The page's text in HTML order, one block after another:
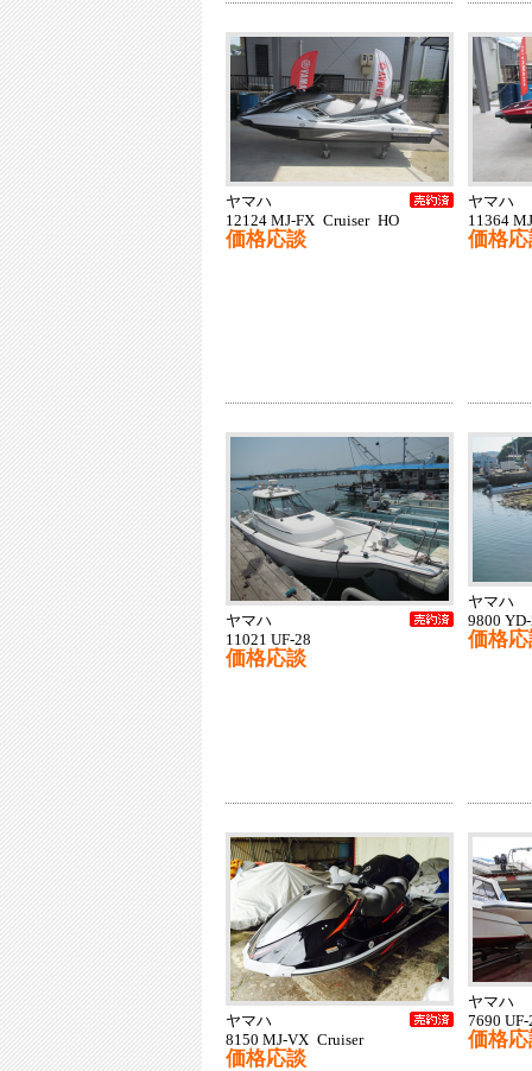
ヤマハ
12124 MJ-FX Cruiser HO
価格応談
ヤマハ
11364
価格
ヤマハ
11021 UF-28
価格応談
ヤマハ
9800
価格
ヤマハ
8150 MJ-VX Cruiser
価格応談
ヤマハ
7690 UF-
価格